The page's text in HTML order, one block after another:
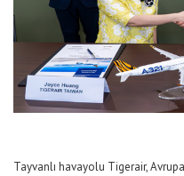
Tayvanlı havayolu Tigerair,